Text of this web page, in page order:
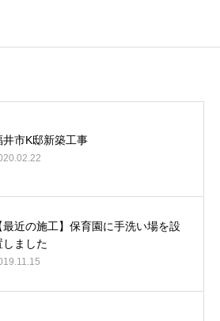
井市K邸新築工事
最近の施工】保育園に手洗い場を設
しました